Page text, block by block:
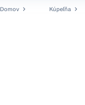
Domov Kúpeľňa